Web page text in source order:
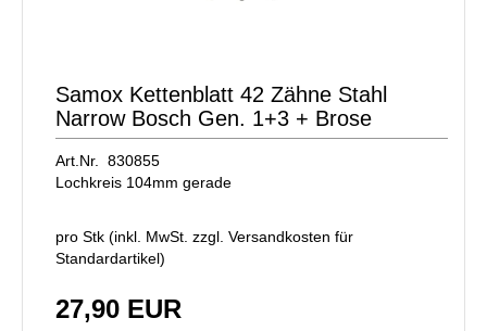
Samox Kettenblatt 42 Zähne Stahl
Narrow Bosch Gen. 1+3 + Brose
Art.Nr. 830855
Lochkreis 104mm gerade
pro Stk (inkl. MwSt. zzgl. Versandkosten für
Standardartikel)
27,90 EUR